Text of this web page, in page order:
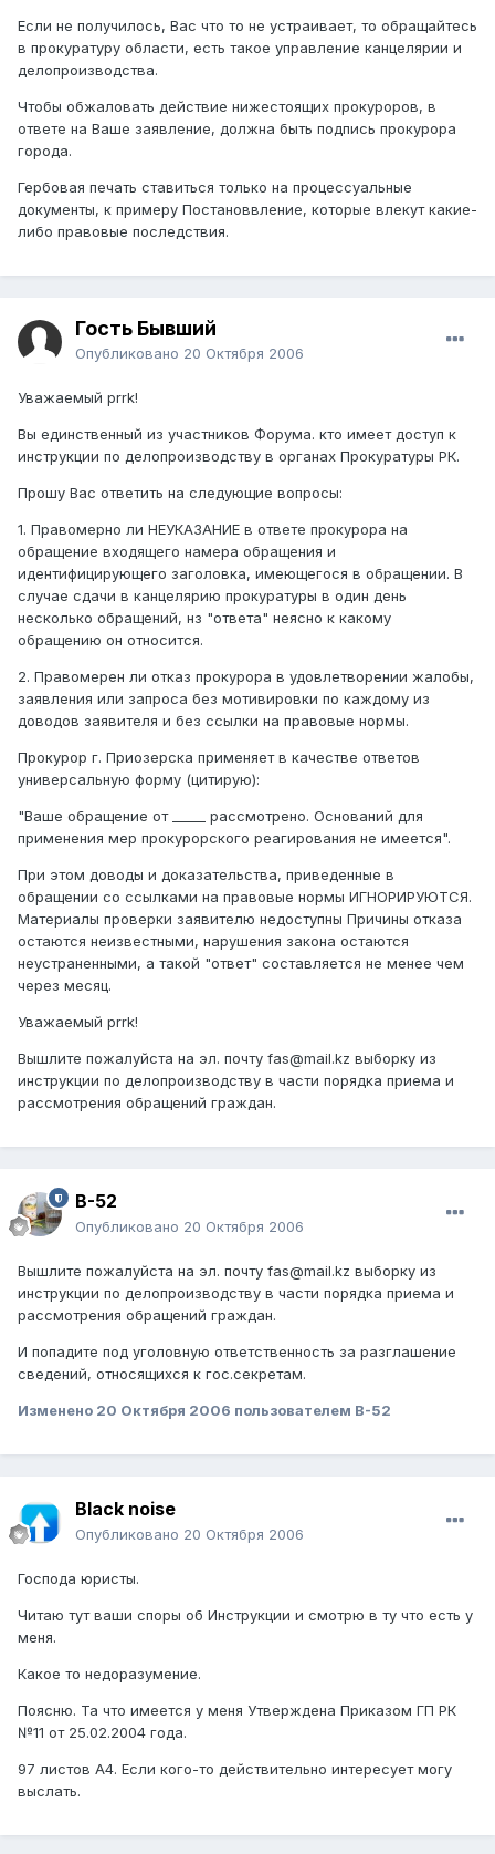
Если не получилось, Вас что то не устраивает, то обращайтесь
в прокуратуру области, есть такое управление канцелярии и
делопроизводства.
Чтобы обжаловать действие нижестоящих прокуроров, в
ответе на Ваше заявление, должна быть подпись прокурора
города.
Гербовая печать ставиться только на процессуальные
документы, к примеру Постановвление, которые влекут какие-
либо правовые последствия.
Гость Бывший
Опубликовано 20 Октября 2006
Уважаемый prrk!
Вы единственный из участников Форума. кто имеет доступ к
инструкции по делопроизводству в органах Прокуратуры РК.
Прошу Вас ответить на следующие вопросы:
1. Правомерно ли НЕУКАЗАНИЕ в ответе прокурора на
обращение входящего намера обращения и
идентифицирующего заголовка, имеющегося в обращении. В
случае сдачи в канцелярию прокуратуры в один день
несколько обращений, нз "ответа" неясно к какому
обращению он относится.
2. Правомерен ли отказ прокурора в удовлетворении жалобы,
заявления или запроса без мотивировки по каждому из
доводов заявителя и без ссылки на правовые нормы.
Прокурор г. Приозерска применяет в качестве ответов
универсальную форму (цитирую):
"Ваше обращение от _____ рассмотрено. Оснований для
применения мер прокурорского реагирования не имеется".
При этом доводы и доказательства, приведенные в
обращении со ссылками на правовые нормы ИГНОРИРУЮТСЯ.
Материалы проверки заявителю недоступны Причины отказа
остаются неизвестными, нарушения закона остаются
неустраненными, а такой "ответ" составляется не менее чем
через месяц.
Уважаемый prrk!
Вышлите пожалуйста на эл. почту fas@mail.kz выборку из
инструкции по делопроизводству в части порядка приема и
рассмотрения обращений граждан.
B-52
Опубликовано 20 Октября 2006
Вышлите пожалуйста на эл. почту fas@mail.kz выборку из
инструкции по делопроизводству в части порядка приема и
рассмотрения обращений граждан.
И попадите под уголовную ответственность за разглашение
сведений, относящихся к гос.секретам.
Изменено 20 Октября 2006 пользователем B-52
Black noise
Опубликовано 20 Октября 2006
Господа юристы.
Читаю тут ваши споры об Инструкции и смотрю в ту что есть у
меня.
Какое то недоразумение.
Поясню. Та что имеется у меня Утверждена Приказом ГП РК
№11 от 25.02.2004 года.
97 листов А4. Если кого-то действительно интересует могу
выслать.